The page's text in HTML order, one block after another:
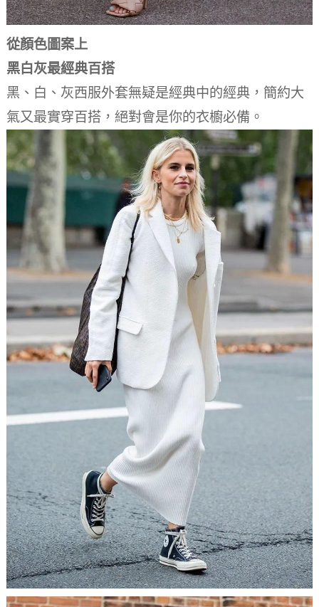
從顏色圖案上
黑白灰最經典百搭
黑、白、灰西服外套無疑是經典中的經典，簡約大
氣又最實穿百搭，絕對會是你的衣櫥必備。